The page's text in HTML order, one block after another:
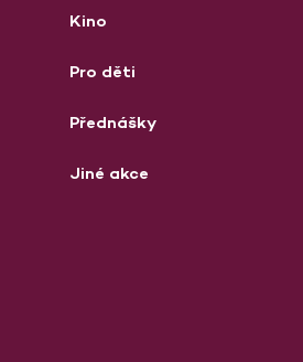
Kino
Pro děti
Přednášky
Jiné akce